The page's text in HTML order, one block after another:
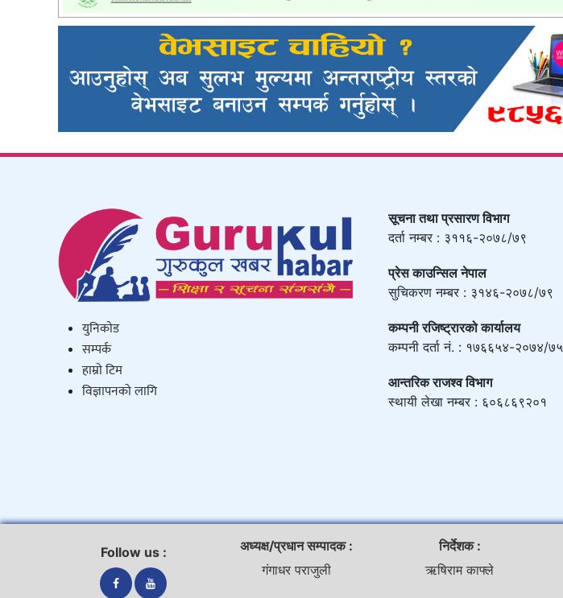
युनिकाेड
सम्पर्क
हाम्राे टिम
विज्ञापनको लागि
सूचना तथा प्रसारण विभाग
दर्ता नम्बर : ३११६-२०७८/७९
प्रेस काउन्सिल नेपाल
सुचिकरण नम्बर : ३१४६-२०७८/७९
कम्पनी रजिष्ट्रारको कार्यालय
कम्पनी दर्ता नं. : १७६६५४-२०७४/७५
आन्तरिक राजश्व विभाग
स्थायी लेखा नम्बर : ६०६८६९२०१
Follow us :
अध्यक्ष/प्रधान सम्पादक :
गंगाधर पराजुली
निर्देशक :
ऋषिराम काफ्ले